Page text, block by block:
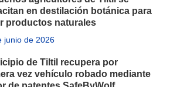
en destilación botánica para
productos naturales
junio de 2026
de Tiltil recupera por
vez vehículo robado mediante